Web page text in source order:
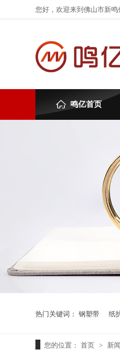
您好，欢迎来到佛山市新鸣
鸣亿首页
热门关键词： 钢塑带 纸
您的位置： 首页 > 新